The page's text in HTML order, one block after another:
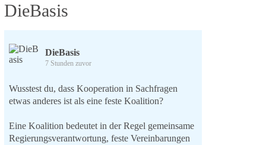
DieBasis
DieBasis
7 Stunden zuvor
Wusstest du, dass Kooperation in Sachfragen
etwas anderes ist als eine feste Koalition?
Eine Koalition bedeutet in der Regel gemeinsame
Regierungsverantwortung, feste Vereinbarungen